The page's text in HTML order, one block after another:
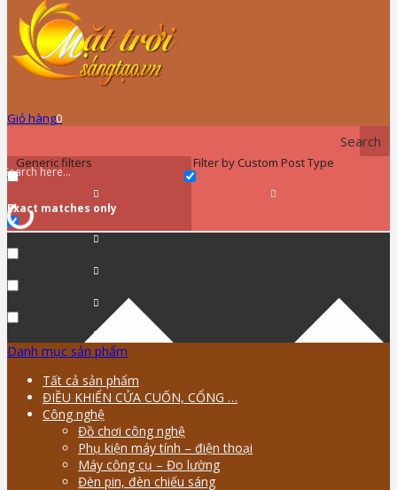
Giỏ hàng0
Search
Generic filters
Exact matches only
Filter by Custom Post Type
Danh mục sản phẩm
Tất cả sản phẩm
ĐIỀU KHIỂN CỬA CUỐN, CỔNG …
Công nghệ
Đồ chơi công nghệ
Phụ kiện máy tính – điện thoại
Máy công cụ – Đo lường
Đèn pin, đèn chiếu sáng